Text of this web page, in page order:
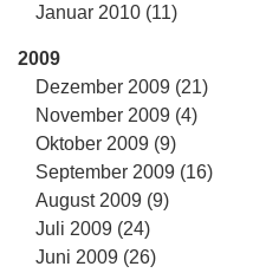
Januar 2010 (11)
2009
Dezember 2009 (21)
November 2009 (4)
Oktober 2009 (9)
September 2009 (16)
August 2009 (9)
Juli 2009 (24)
Juni 2009 (26)